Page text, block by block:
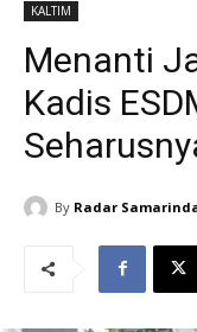
KALTIM
Menanti
Kadis
By Radar